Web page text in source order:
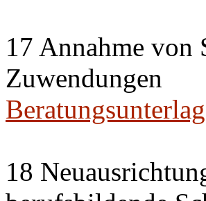
17 Annahme von
Zuwendungen
18